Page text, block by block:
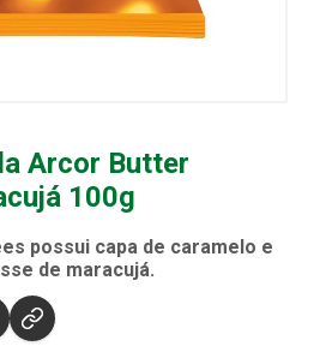
Arcor Butter
100g
possui capa de caramelo e
de maracujá.